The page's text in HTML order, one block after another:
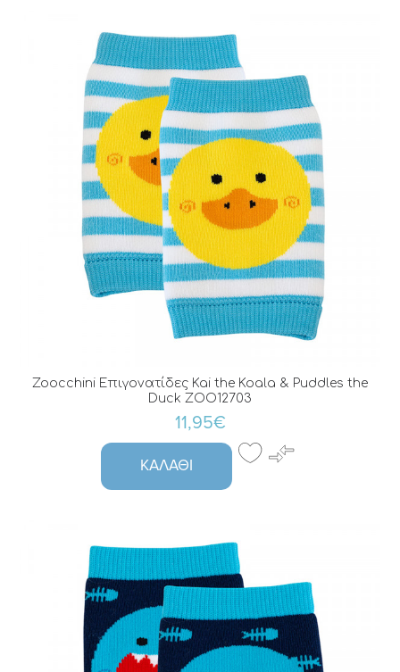
Zoocchini Eπιγονατίδες Kai the Koala & Puddles the
Duck ZOO12703
11,95€
ΚΑΛΆΘΙ